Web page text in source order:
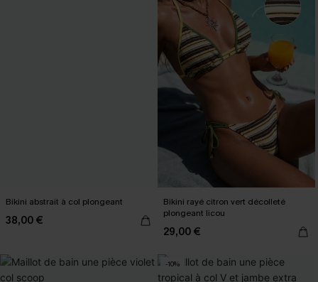
Bikini abstrait à col plongeant
38,00 €
Bikini rayé citron vert décolleté
plongeant licou
29,00 €
-10%